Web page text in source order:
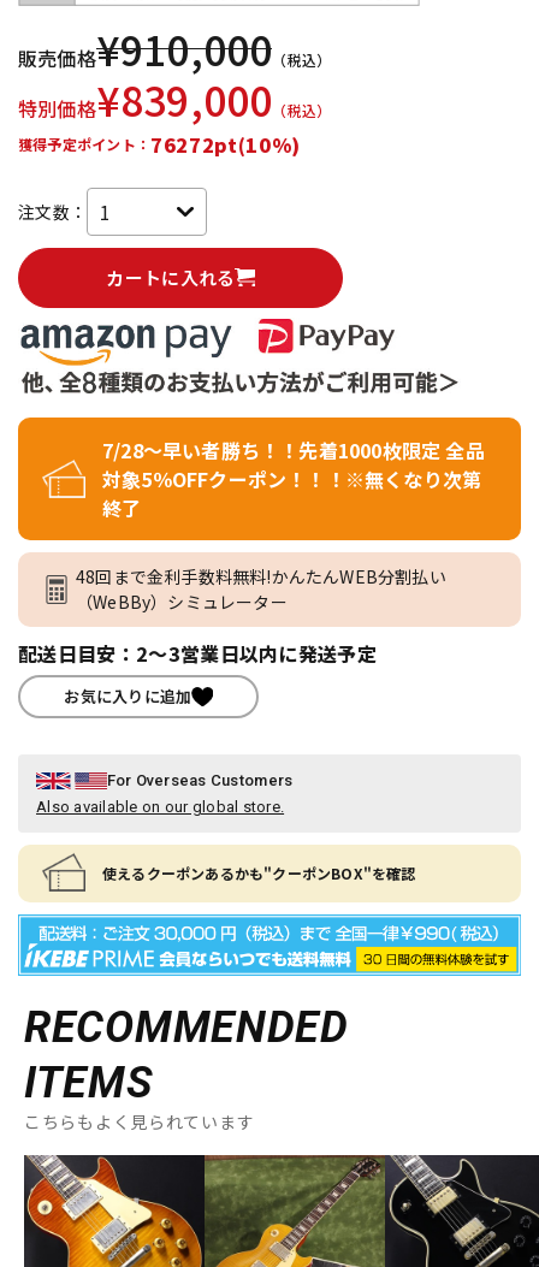
販売価格¥910,000 （税込）
特別価格¥839,000 （税込）
獲得予定ポイント： 76272pt(10%)
注文数：
カートに入れる
7/28～早い者勝ち！！先着1000枚限定 全品
対象5％OFFクーポン！！！※無くなり次第
終了
48回まで金利手数料無料!かんたんWEB分割払い
（WeBBy）シミュレーター
配送日目安：2～3営業日以内に発送予定
お気に入りに追加
For Overseas Customers
Also available on our global store.
使えるクーポンあるかも"クーポンBOX"を確認
RECOMMENDED
ITEMS
こちらもよく見られています